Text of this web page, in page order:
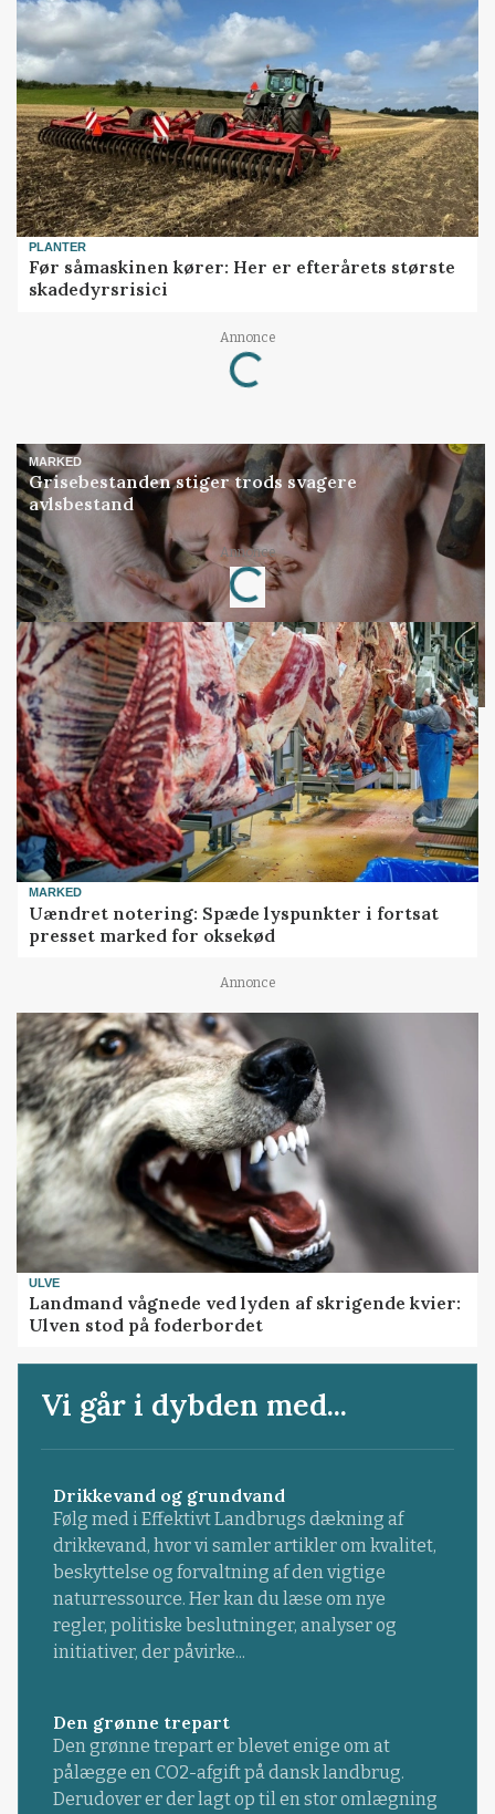
PLANTER
Før såmaskinen kører: Her er efterårets største
skadedyrsrisici
Annonce
Loading...
MARKED
Grisebestanden stiger trods svagere
avlsbestand
Annonce
Loading...
MARKED
Uændret notering: Spæde lyspunkter i fortsat
presset marked for oksekød
Annonce
ULVE
Landmand vågnede ved lyden af skrigende kvier:
Ulven stod på foderbordet
Vi går i dybden med...
Drikkevand og grundvand
Følg med i Effektivt Landbrugs dækning af
drikkevand, hvor vi samler artikler om kvalitet,
beskyttelse og forvaltning af den vigtige
naturressource. Her kan du læse om nye
regler, politiske beslutninger, analyser og
initiativer, der påvirke...
Den grønne trepart
Den grønne trepart er blevet enige om at
pålægge en CO2-afgift på dansk landbrug.
Derudover er der lagt op til en stor omlægning